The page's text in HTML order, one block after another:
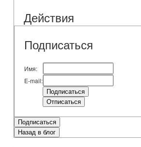
Действия
Подписаться
Имя:
E-mail:
Подписаться
Назад в блог